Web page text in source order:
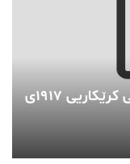
وته‌یه‌ك به‌ بۆنه‌ی ساڵوه‌گه‌ڕی شۆڕشی كرێكاریی ١٩١٧ی